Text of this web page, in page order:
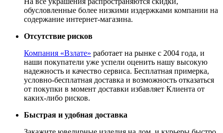
обусловленные более низкими издержками компании на
содержание интернет-магазина.
Отсутствие рисков
Компания «Взлате» работает на рынке с 2004 года, и
наши покупатели уже успели оценить нашу высокую
надежность и качество сервиса. Бесплатная примерка,
условно-бесплатная доставка и возможность отказаться
от покупки в момент доставки избавляет Клиента от
каких-либо рисков.
Быстрая и удобная доставка